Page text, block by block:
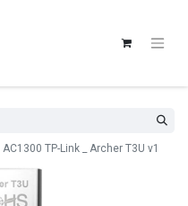
TP-Link _ Archer T3U v1